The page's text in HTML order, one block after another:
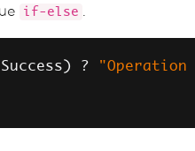
if-else
) ? "Operation